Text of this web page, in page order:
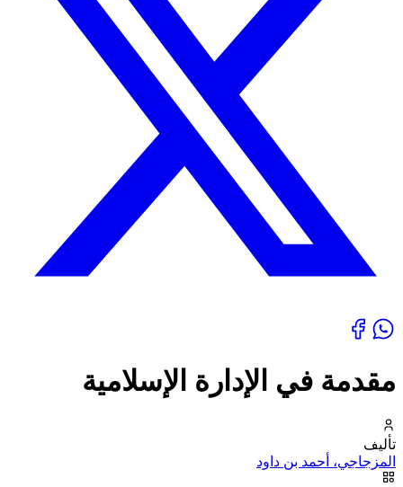
مقدمة في الإدارة الإسلامية
تأليف
المزجاجي، أحمد بن داود